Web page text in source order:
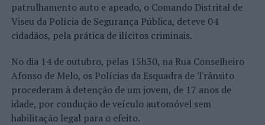
patrulhamento auto e apeado, o Comando Distrital de
Viseu da Polícia de Segurança Pública, deteve 04
cidadãos, pela prática de ilícitos criminais.
No dia 14 de outubro, pelas 15h30, na Rua Conselheiro
Afonso de Melo, os Polícias da Esquadra de Trânsito
procederam à detenção de um jovem, de 17 anos de
idade, por condução de veículo automóvel sem
habilitação legal para o efeito.